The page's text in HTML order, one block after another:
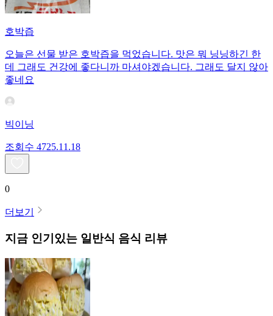
호박즙
오늘은 선물 받은 호박즙을 먹었습니다. 맛은 뭐 닝닝하긴 한
데 그래도 건강에 좋다니까 마셔야겠습니다. 그래도 달지 않아
좋네요
빅이닝
조회수 4725.11.18
0
더보기
지금 인기있는 일반식 음식 리뷰